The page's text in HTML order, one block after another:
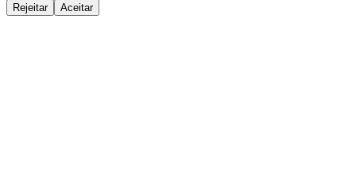
Rejeitar Aceitar